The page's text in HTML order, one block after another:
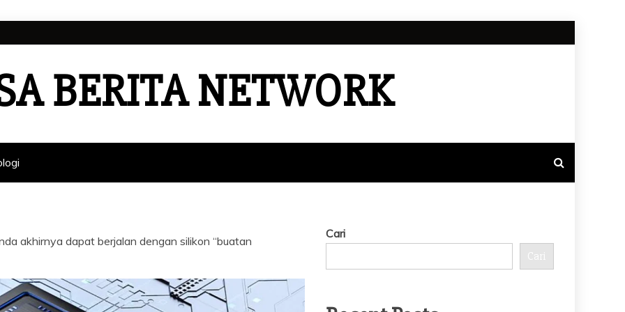
BERITA NETWORK
akhirnya dapat berjalan dengan silikon “buatan
Cari
Cari